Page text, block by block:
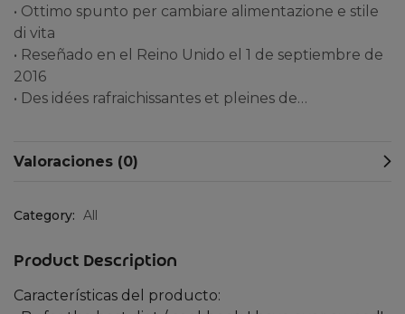
• Ottimo spunto per cambiare alimentazione e stile
di vita
• Reseñado en el Reino Unido el 1 de septiembre de
2016
• Des idées rafraichissantes et pleines de…
Valoraciones (0)
Category: All
Product Description
Características del producto: